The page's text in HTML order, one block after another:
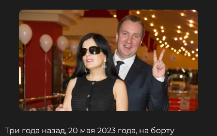
Три года назад, 20 мая 2023 года, на борту